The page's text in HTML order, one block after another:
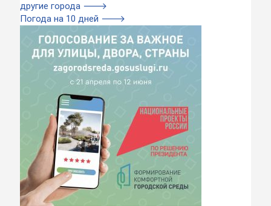
другие города 🡒
Погода на 10 дней 🡒